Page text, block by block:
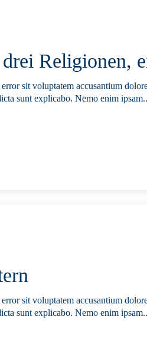
Religionen,
sit voluptatem accusantium
sunt explicabo. Nemo enim
sit voluptatem accusantium
sunt explicabo. Nemo enim